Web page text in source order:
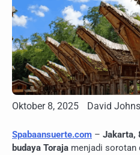
Oktober 8, 2025 David
Spabaansuerte.com – Jakarta,
budaya Toraja menjadi sorotan